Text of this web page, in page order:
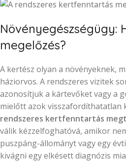
Növényegészségügy:
megelőzés?
A kertész olyan a növényeknek,
háziorvos. A rendszeres vizitek
azonosítjuk a kártevőket vagy a
mielőtt azok visszafordíthatatlan
rendszeres kertfenntartás
válik kézzelfoghatóvá, amikor
puszpáng-állományt vagy egy
kivágni egy elkésett diagnózis